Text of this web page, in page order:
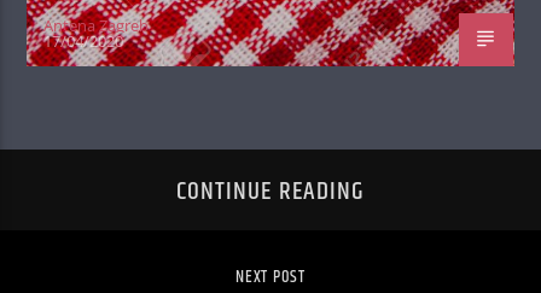
Antena Zagreb
17/04/2020
CONTINUE READING
NEXT POST